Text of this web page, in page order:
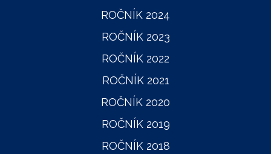
ROČNÍK 2024
ROČNÍK 2023
ROČNÍK 2022
ROČNÍK 2021
ROČNÍK 2020
ROČNÍK 2019
ROČNÍK 2018